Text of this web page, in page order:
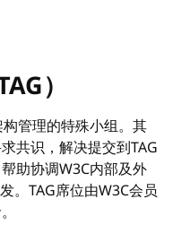
）
管理的特殊小组。其
共识，解决提交到TAG
助协调W3C内部及外
。TAG席位由W3C会员